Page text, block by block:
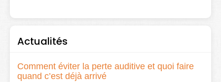
Actualités
Comment éviter la perte auditive et quoi faire
quand c’est déjà arrivé